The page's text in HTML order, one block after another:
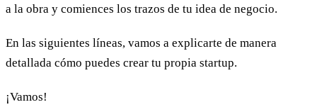
a la obra y comiences los trazos de tu idea de negocio.
En las siguientes líneas, vamos a explicarte de manera
detallada cómo puedes crear tu propia startup.
¡Vamos!